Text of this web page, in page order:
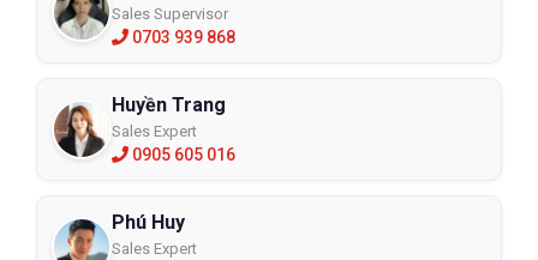
Sales Supervisor
0703 939 868
Huyền Trang
Sales Expert
0905 605 016
Phú Huy
Sales Expert